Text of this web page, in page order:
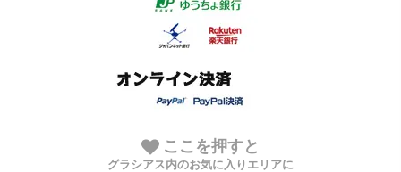
ここを押すと
グラシアス内のお気に入りエリアに